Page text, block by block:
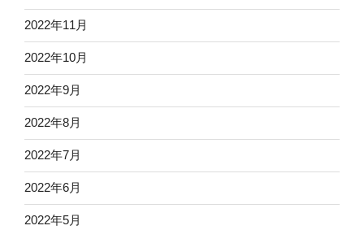
2022年11月
2022年10月
2022年9月
2022年8月
2022年7月
2022年6月
2022年5月